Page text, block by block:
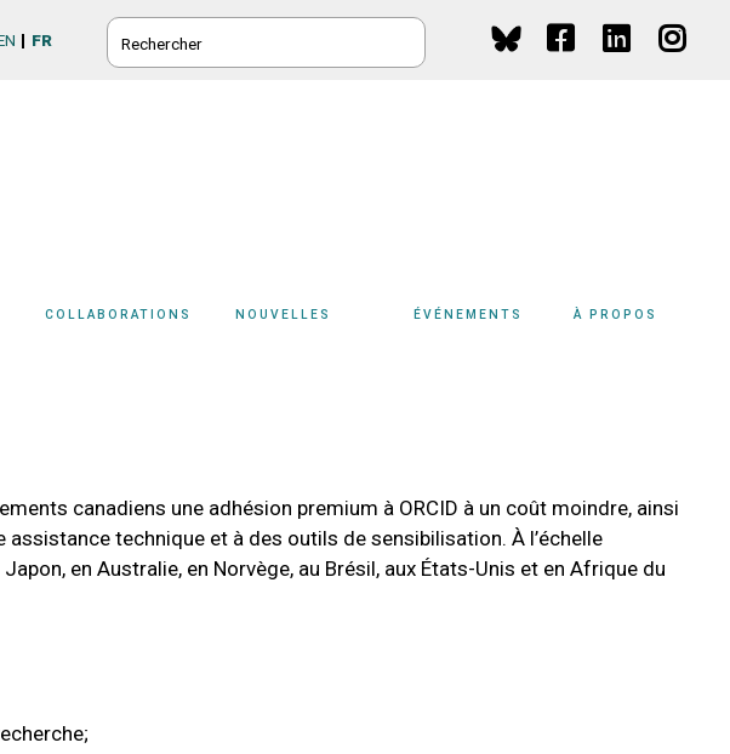
RECHERCHER
FR
COLLABORATIONS NOUVELLES ÉVÉNEMENTS À PROPOS
canadiens une adhésion premium à ORCID à un coût moindre, ainsi
technique et à des outils de sensibilisation. À l’échelle
en Australie, en Norvège, au Brésil, aux États-Unis et en Afrique du